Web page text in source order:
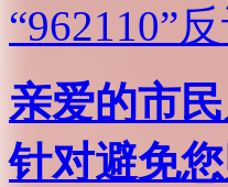
“962110”
亲爱的市
针对避免